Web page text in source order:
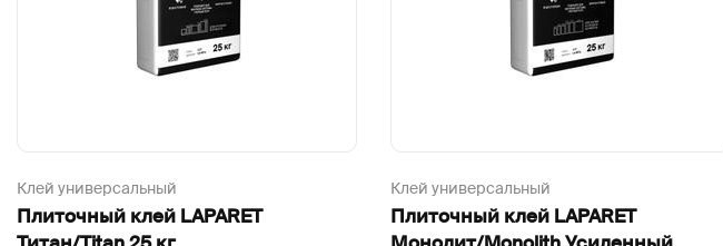
Клей универсальный
Плиточный клей LAPARET
Клей универсальный
Плиточный клей LAPARET